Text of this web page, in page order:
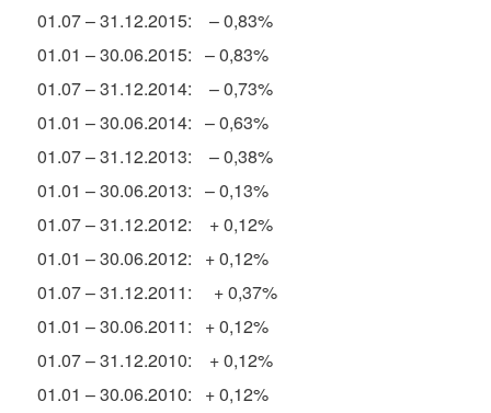
01.07 – 31.12.2015: – 0,83%
01.01 – 30.06.2015: – 0,83%
01.07 – 31.12.2014: – 0,73%
01.01 – 30.06.2014: – 0,63%
01.07 – 31.12.2013: – 0,38%
01.01 – 30.06.2013: – 0,13%
01.07 – 31.12.2012: + 0,12%
01.01 – 30.06.2012: + 0,12%
01.07 – 31.12.2011: + 0,37%
01.01 – 30.06.2011: + 0,12%
01.07 – 31.12.2010: + 0,12%
01.01 – 30.06.2010: + 0,12%